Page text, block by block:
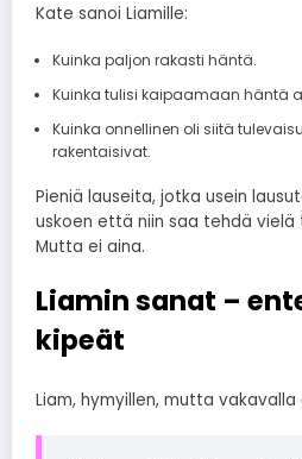
Kate sanoi Liamille:
Kuinka paljon rakasti häntä.
Kuinka tulisi kaipaamaan häntä
Kuinka onnellinen oli siitä
rakentaisivat.
Pieniä lauseita, jotka usein
uskoen että niin saa tehdä vielä
Mutta ei aina.
Liamin sanat –
kipeät
Liam, hymyillen, mutta vakavalla